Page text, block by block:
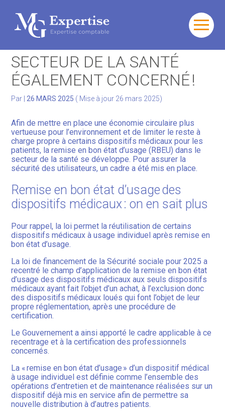
Aller
Gérer votre quotidien
Gérer votre patrimoine
Facturation Électronique
ÉCONOMIE CIRCULAIRE : LE
SECTEUR DE LA SANTÉ
ÉGALEMENT CONCERNÉ !
Par 26 MARS 2025 ( Mise à jour 26 mars 2025)
Afin de mettre en place une économie circulaire plus
vertueuse pour l’environnement et de limiter le reste à
charge propre à certains dispositifs médicaux pour les
patients, la remise en bon état d’usage (RBEU) dans le
secteur de la santé se développe. Pour assurer la
sécurité des utilisateurs, un cadre a été mis en place.
Remise en bon état d’usage des
dispositifs médicaux : on en sait plus
Pour rappel, la loi permet la réutilisation de certains
dispositifs médicaux à usage individuel après remise en
bon état d’usage.
La loi de financement de la Sécurité sociale pour 2025 a
recentré le champ d’application de la remise en bon état
d’usage des dispositifs médicaux aux seuls dispositifs
médicaux ayant fait l’objet d’un achat, à l’exclusion donc
des dispositifs médicaux loués qui font l’objet de leur
propre réglementation, après une procédure de
certification.
Le Gouvernement a ainsi apporté le cadre applicable à ce
recentrage et à la certification des professionnels
concernés.
La « remise en bon état d’usage » d’un dispositif médical
à usage individuel est définie comme l’ensemble des
opérations d’entretien et de maintenance réalisées sur un
dispositif déjà mis en service afin de permettre sa
nouvelle distribution à d’autres patients.